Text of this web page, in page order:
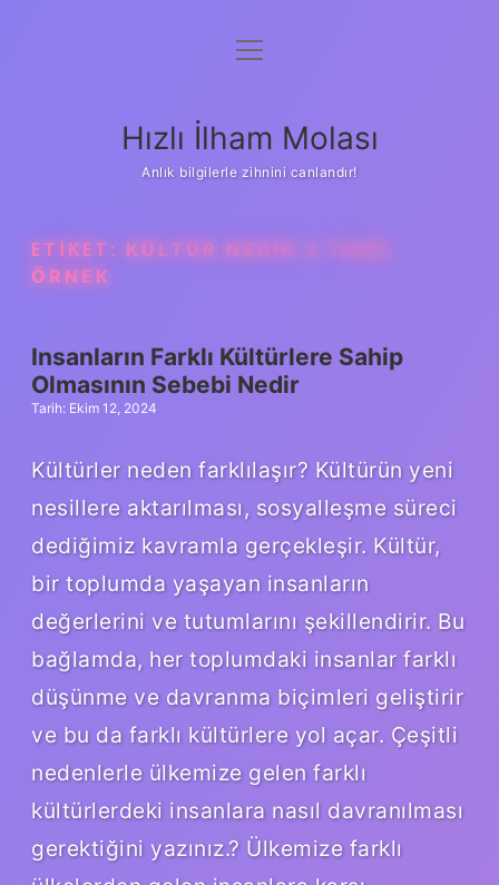
Anasayfa
Yasal Uyarı
menüyü
Hızlı İlham Molası
Anlık bilgilerle zihnini canlandır!
ETIKET: KÜLTÜR NEDIR 3 TANE
ÖRNEK
Insanların Farklı Kültürlere Sahip
Olmasının Sebebi Nedir
Tarih: Ekim 12, 2024
Kültürler neden farklılaşır? Kültürün yeni
nesillere aktarılması, sosyalleşme süreci
dediğimiz kavramla gerçekleşir. Kültür,
bir toplumda yaşayan insanların
değerlerini ve tutumlarını şekillendirir. Bu
bağlamda, her toplumdaki insanlar farklı
düşünme ve davranma biçimleri geliştirir
ve bu da farklı kültürlere yol açar. Çeşitli
nedenlerle ülkemize gelen farklı
kültürlerdeki insanlara nasıl davranılması
gerektiğini yazınız.? Ülkemize farklı